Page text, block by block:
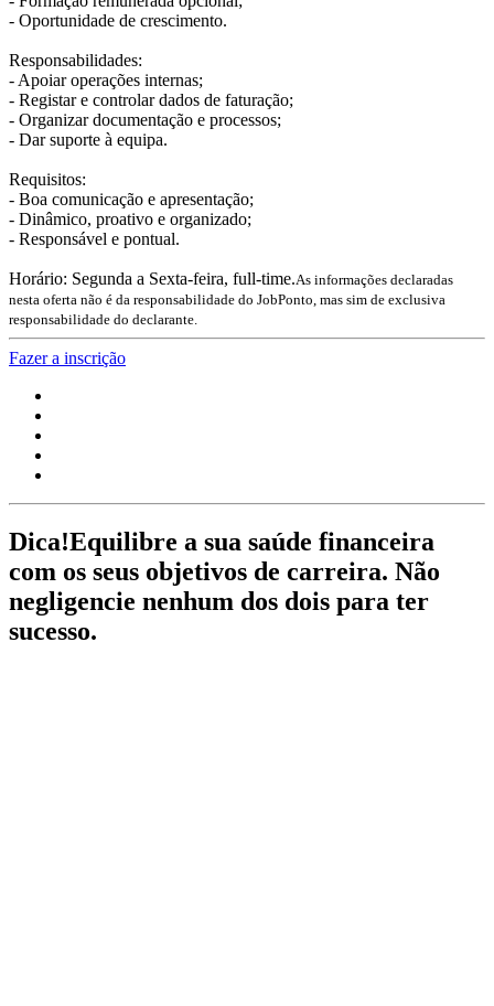
- Oportunidade de crescimento.
Responsabilidades:
- Apoiar operações internas;
- Registar e controlar dados de faturação;
- Organizar documentação e processos;
- Dar suporte à equipa.
Requisitos:
- Boa comunicação e apresentação;
- Dinâmico, proativo e organizado;
- Responsável e pontual.
Horário: Segunda a Sexta-feira, full-time.As informações declaradas
nesta oferta não é da responsabilidade do JobPonto, mas sim de exclusiva
responsabilidade do declarante.
Fazer a inscrição
Dica!Equilibre a sua saúde financeira
com os seus objetivos de carreira. Não
negligencie nenhum dos dois para ter
sucesso.